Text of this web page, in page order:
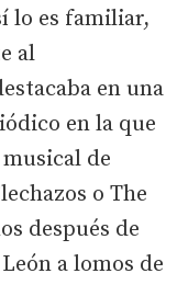
lo es familiar,
al
en una
en la que
de
o The
después de
a lomos de